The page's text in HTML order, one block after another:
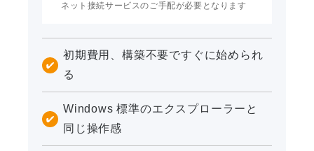
ネット接続サービスのご手配が必要となります
初期費用、構築不要ですぐに始められ
る
Windows 標準のエクスプローラーと
同じ操作感